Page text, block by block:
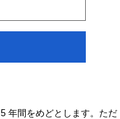
年間をめどとします。ただ